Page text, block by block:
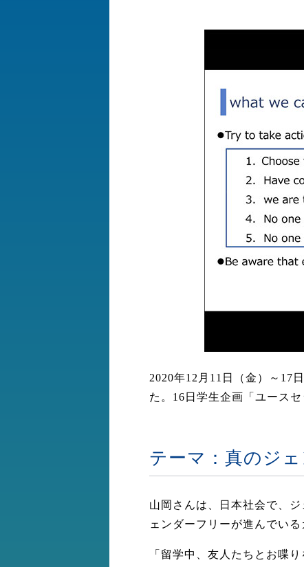
2020年12月11日（金）～17
た。16日学生企画「ユース
テーマ：真のジ
山岡さんは、日本社会で、
ェンダーフリーが進んでい
「留学中、友人たちとお喋